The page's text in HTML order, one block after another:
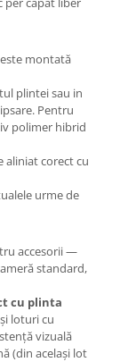
montată
plintei sau in
Pentru
polimer hibrid
aliniat corect cu
urme de
accesorii —
standard,
cu plinta
loturi cu
vizuală
(din același lot